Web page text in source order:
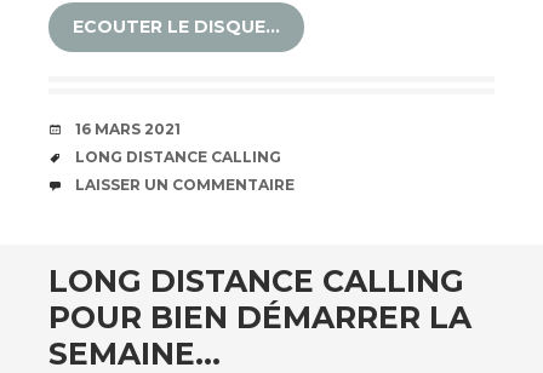
ECOUTER LE DISQUE…
DATE
16 MARS 2021
ÉTIQUETTES
LONG DISTANCE CALLING
COMMENTAIRES
LAISSER UN COMMENTAIRE
LONG DISTANCE CALLING
POUR BIEN DÉMARRER LA
SEMAINE…